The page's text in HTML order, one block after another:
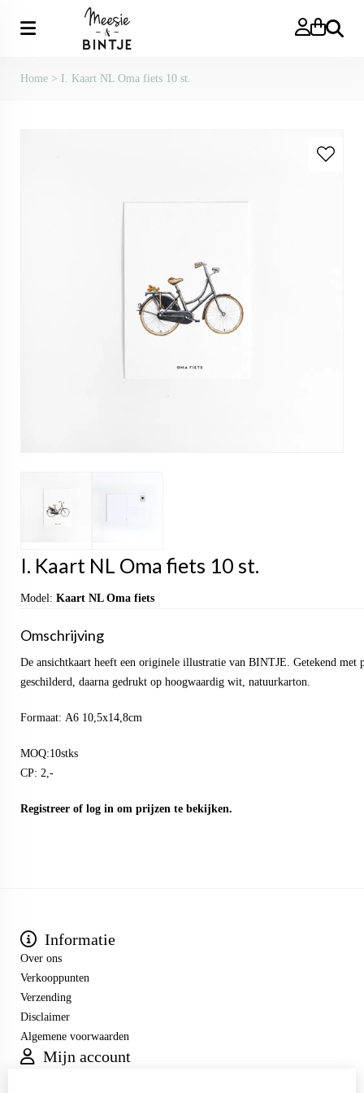
Zoeken
Home > I. Kaart NL Oma fiets 10 st.
I. Kaart NL Oma fiets 10 st.
Model: Kaart NL Oma fiets
Omschrijving
De ansichtkaart heeft een originele illustratie van BINTJE. Getekend met
geschilderd, daarna gedrukt op hoogwaardig wit, natuurkarton.
Formaat: A6 10,5x14,8cm
MOQ:10stks
CP: 2,-
Registreer of log in om prijzen te bekijken.
Informatie
Over ons
Verkooppunten
Verzending
Disclaimer
Algemene voorwaarden
Mijn account